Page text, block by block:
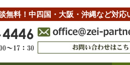
無料！中四国・大阪・沖縄など対応